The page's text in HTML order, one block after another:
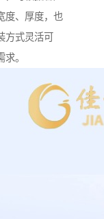
度、厚度，也
方式灵活可
。